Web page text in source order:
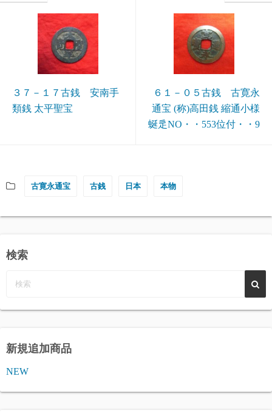
３７－１７古銭 安南手
類銭 太平聖宝
６１－０５古銭 古寛永
通宝 (称)高田銭 縮通小様
蜒辵NO・・553位付・・9
古寛永通宝 古銭 日本 本物
検索
新規追加商品
NEW